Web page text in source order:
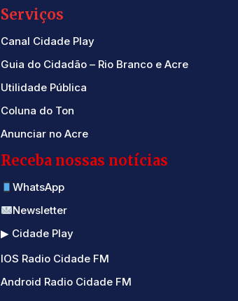
Serviços
Canal Cidade Play
Guia do Cidadão – Rio Branco e Acre
Utilidade Pública
Coluna do Ton
Anunciar no Acre
Receba nossas notícias
WhatsApp
Newsletter
▶ Cidade Play
IOS Radio Cidade FM
Android Radio Cidade FM